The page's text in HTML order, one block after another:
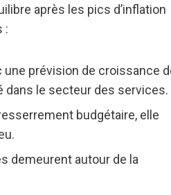
après les pics d’inflation
:
une prévision de croissance
dans le secteur des services.
budgétaire, elle
demeurent autour de la